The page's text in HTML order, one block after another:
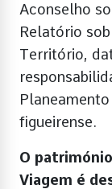
Aconselho
Relatório
Território,
figueirense.
O
Viagem é